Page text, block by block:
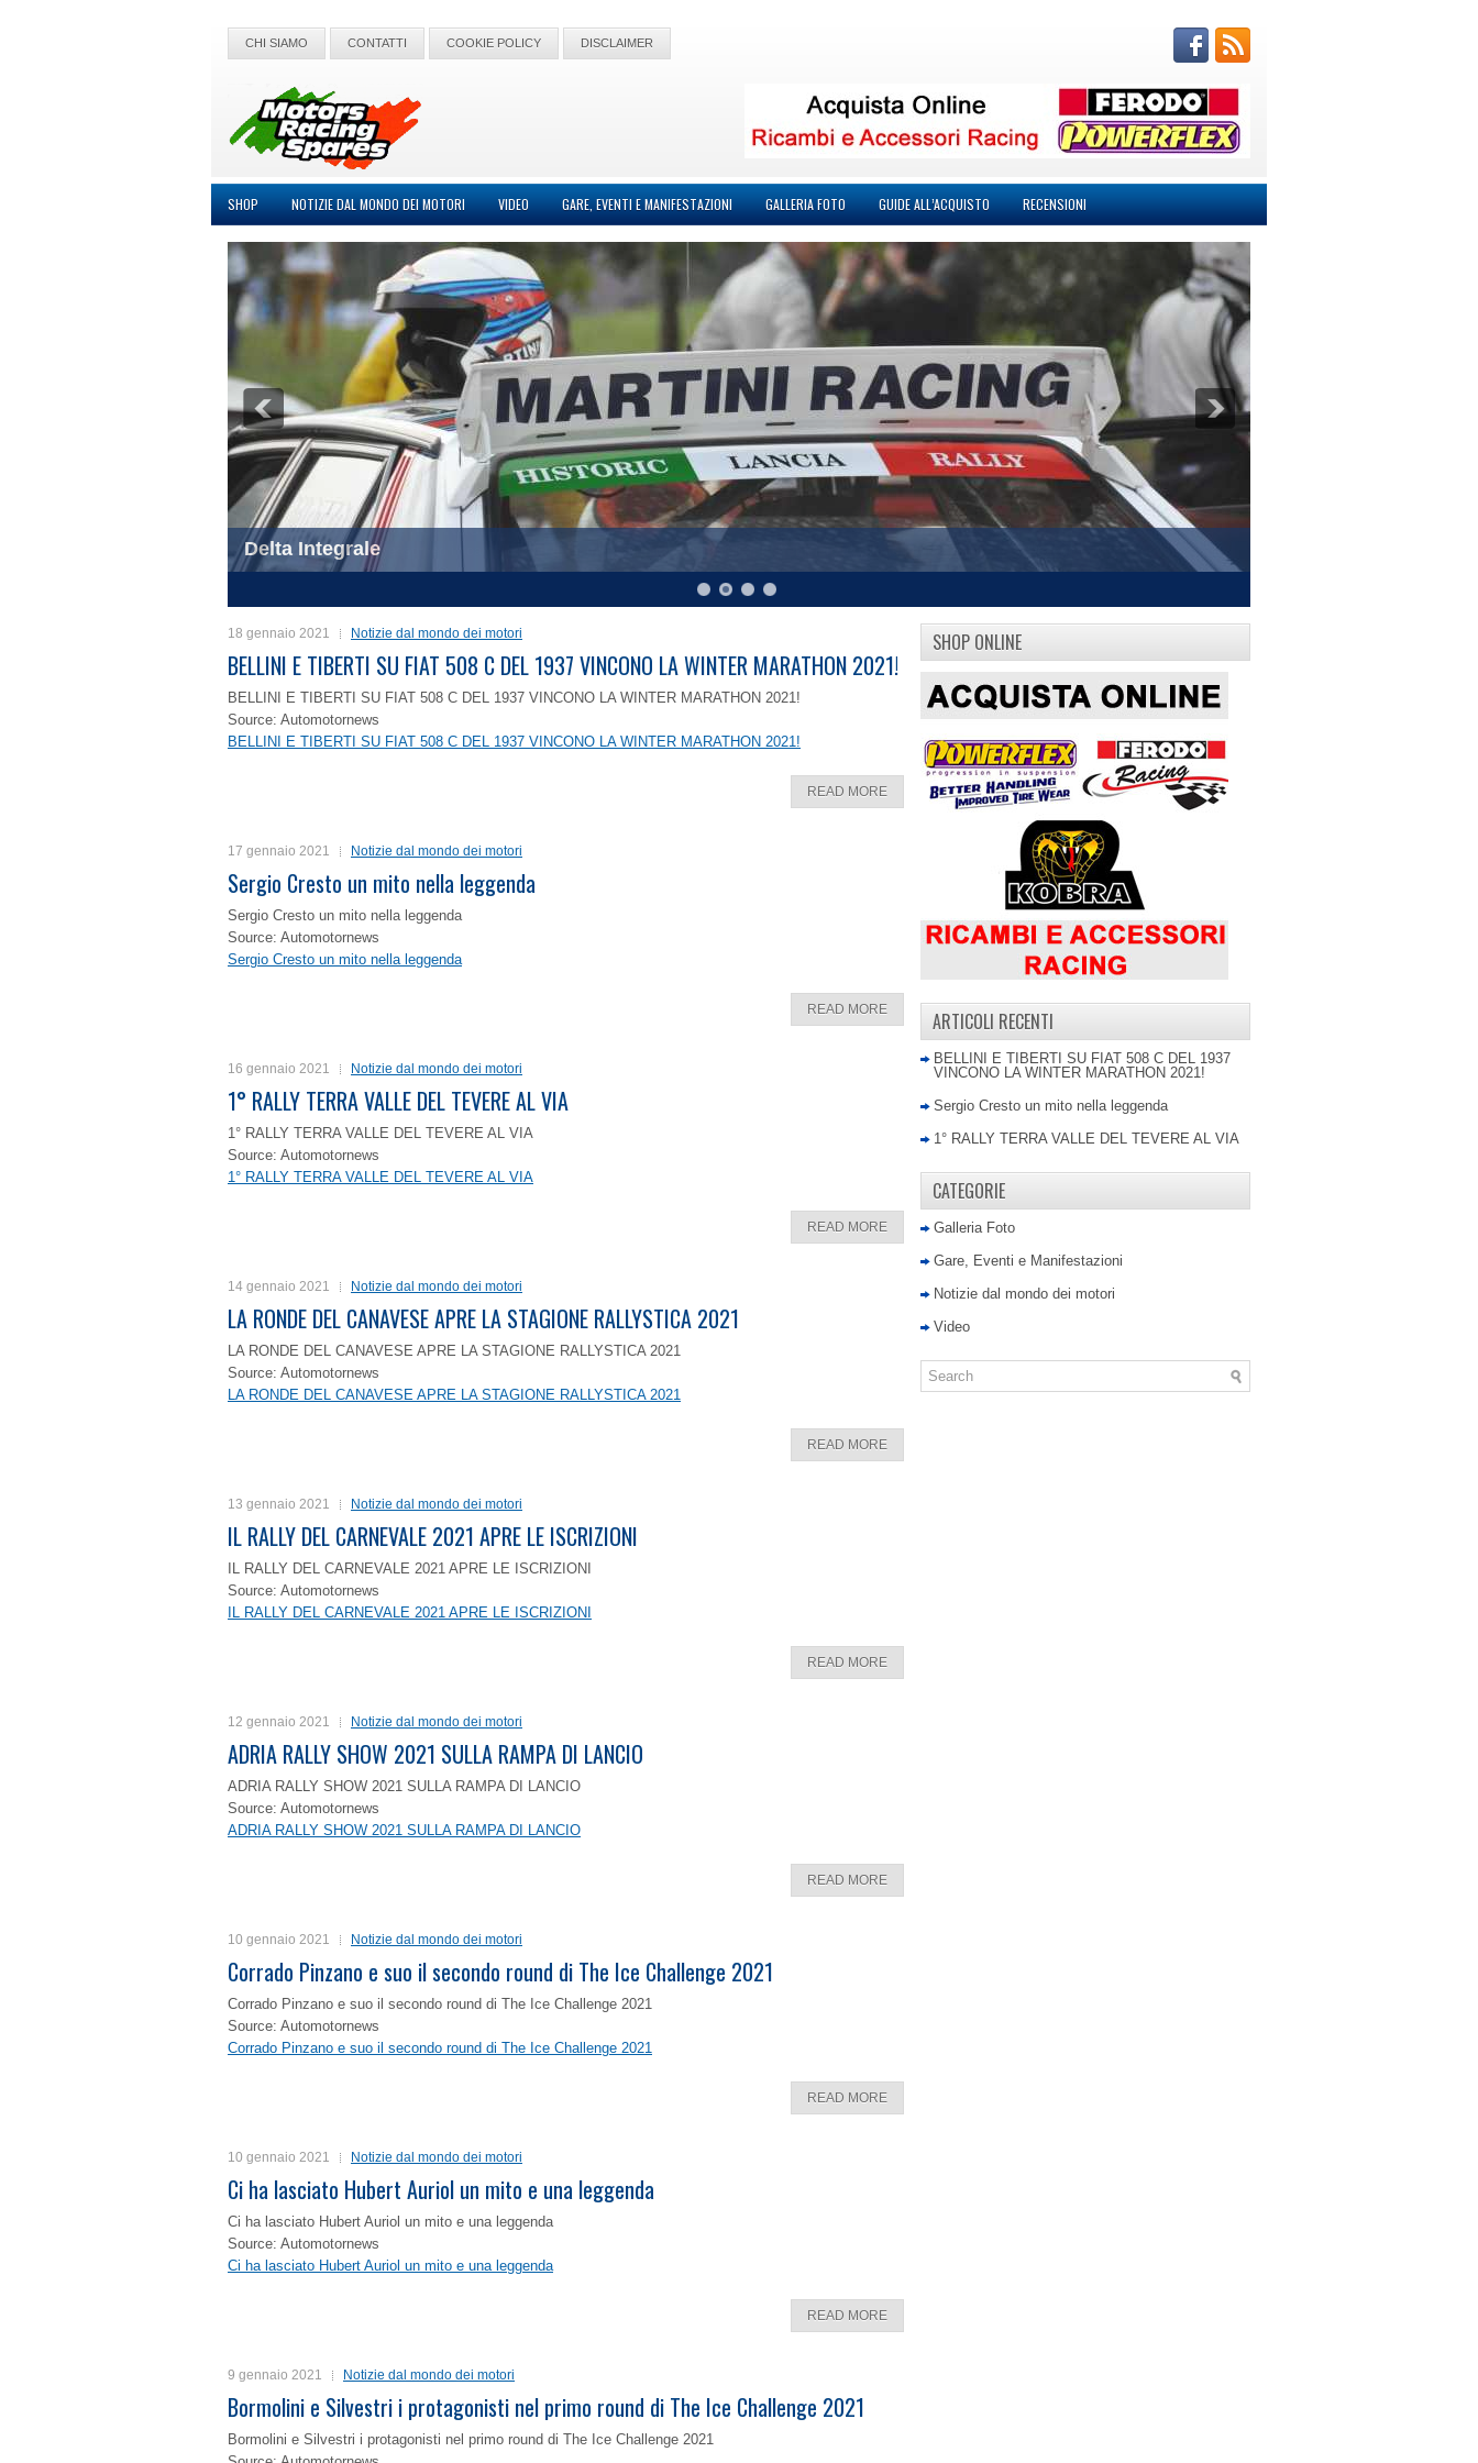
CHI SIAMO CONTATTI COOKIE POLICY DISCLAIMER
SHOP NOTIZIE DAL MONDO DEI MOTORI VIDEO GARE, EVENTI E MANIFESTAZIONI GALLERIA FOTO GUIDE ALL’ACQUISTO RECENSIONI
Delta Integrale
18 gennaio 2021 Notizie dal mondo dei motori
BELLINI E TIBERTI SU FIAT 508 C DEL 1937 VINCONO LA WINTER MARATHON 2021!
BELLINI E TIBERTI SU FIAT 508 C DEL 1937 VINCONO LA WINTER MARATHON 2021!
Source: Automotornews
BELLINI E TIBERTI SU FIAT 508 C DEL 1937 VINCONO LA WINTER MARATHON 2021!
READ MORE
17 gennaio 2021 Notizie dal mondo dei motori
Sergio Cresto un mito nella leggenda
Sergio Cresto un mito nella leggenda
Source: Automotornews
Sergio Cresto un mito nella leggenda
READ MORE
16 gennaio 2021 Notizie dal mondo dei motori
1° RALLY TERRA VALLE DEL TEVERE AL VIA
1° RALLY TERRA VALLE DEL TEVERE AL VIA
Source: Automotornews
1° RALLY TERRA VALLE DEL TEVERE AL VIA
READ MORE
14 gennaio 2021 Notizie dal mondo dei motori
LA RONDE DEL CANAVESE APRE LA STAGIONE RALLYSTICA 2021
LA RONDE DEL CANAVESE APRE LA STAGIONE RALLYSTICA 2021
Source: Automotornews
LA RONDE DEL CANAVESE APRE LA STAGIONE RALLYSTICA 2021
READ MORE
13 gennaio 2021 Notizie dal mondo dei motori
IL RALLY DEL CARNEVALE 2021 APRE LE ISCRIZIONI
IL RALLY DEL CARNEVALE 2021 APRE LE ISCRIZIONI
Source: Automotornews
IL RALLY DEL CARNEVALE 2021 APRE LE ISCRIZIONI
READ MORE
12 gennaio 2021 Notizie dal mondo dei motori
ADRIA RALLY SHOW 2021 SULLA RAMPA DI LANCIO
ADRIA RALLY SHOW 2021 SULLA RAMPA DI LANCIO
Source: Automotornews
ADRIA RALLY SHOW 2021 SULLA RAMPA DI LANCIO
READ MORE
10 gennaio 2021 Notizie dal mondo dei motori
Corrado Pinzano e suo il secondo round di The Ice Challenge 2021
Corrado Pinzano e suo il secondo round di The Ice Challenge 2021
Source: Automotornews
Corrado Pinzano e suo il secondo round di The Ice Challenge 2021
READ MORE
10 gennaio 2021 Notizie dal mondo dei motori
Ci ha lasciato Hubert Auriol un mito e una leggenda
Ci ha lasciato Hubert Auriol un mito e una leggenda
Source: Automotornews
Ci ha lasciato Hubert Auriol un mito e una leggenda
READ MORE
9 gennaio 2021 Notizie dal mondo dei motori
Bormolini e Silvestri i protagonisti nel primo round di The Ice Challenge 2021
Bormolini e Silvestri i protagonisti nel primo round di The Ice Challenge 2021
SHOP ONLINE
ARTICOLI RECENTI
BELLINI E TIBERTI SU FIAT 508 C DEL 1937
VINCONO LA WINTER MARATHON 2021!
Sergio Cresto un mito nella leggenda
1° RALLY TERRA VALLE DEL TEVERE AL VIA
CATEGORIE
Galleria Foto
Gare, Eventi e Manifestazioni
Notizie dal mondo dei motori
Video